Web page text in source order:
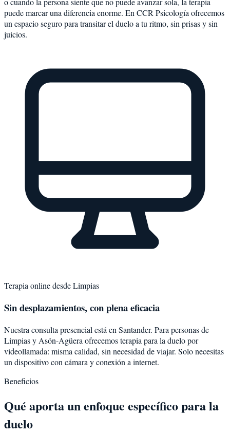
puede marcar una diferencia enorme. En CCR Psicología ofrecemos
un espacio seguro para transitar el duelo a tu ritmo, sin prisas y sin
juicios.
Terapia online desdeLimpias
Sin desplazamientos, con plena eficacia
Nuestra consulta presencial está en Santander. Para personas de
Limpiasy Asón-Agüera ofrecemos terapia para la duelopor
videollamada: misma calidad, sin necesidad de viajar. Solo necesitas
un dispositivo con cámara y conexión a internet.
Beneficios
Qué aporta un enfoque específico para la
duelo